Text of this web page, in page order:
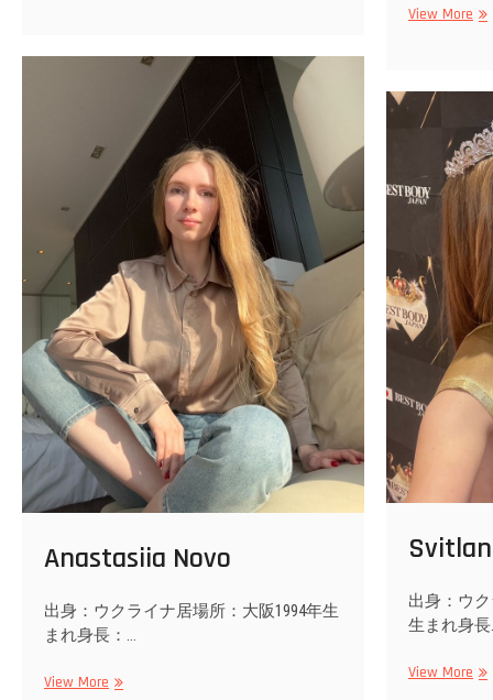
View More
Anastasiia Novo
出身：ウクライナ居場所：大阪1994年生
まれ身長：…
View More Anastasiia
出身：ウ
生まれ身
View More